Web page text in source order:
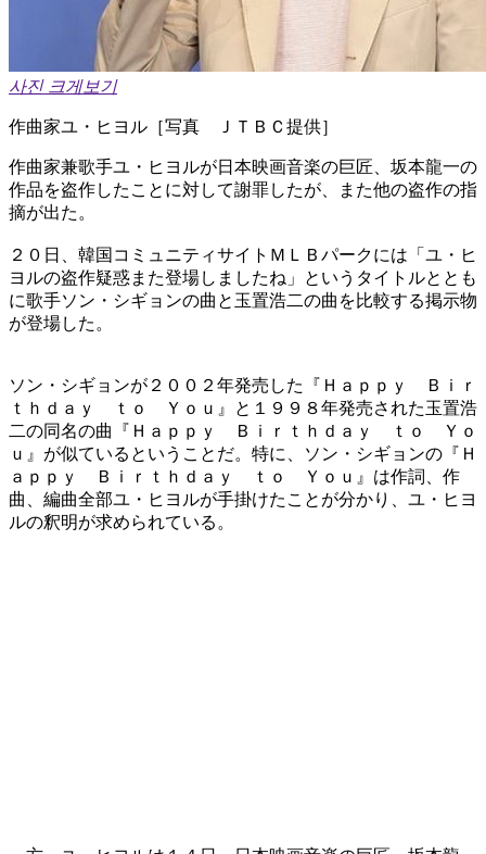
사진 크게보기
作曲家ユ・ヒヨル［写真 ＪＴＢＣ提供］
作曲家兼歌手ユ・ヒヨルが日本映画音楽の巨匠、坂本龍一の
作品を盗作したことに対して謝罪したが、また他の盗作の指
摘が出た。
２０日、韓国コミュニティサイトＭＬＢパークには「ユ・ヒ
ヨルの盗作疑惑また登場しましたね」というタイトルととも
に歌手ソン・シギョンの曲と玉置浩二の曲を比較する掲示物
が登場した。
ソン・シギョンが２００２年発売した『Ｈａｐｐｙ Ｂｉｒ
ｔｈｄａｙ ｔｏ Ｙｏｕ』と１９９８年発売された玉置浩
二の同名の曲『Ｈａｐｐｙ Ｂｉｒｔｈｄａｙ ｔｏ Ｙｏ
ｕ』が似ているということだ。特に、ソン・シギョンの『Ｈ
ａｐｐｙ Ｂｉｒｔｈｄａｙ ｔｏ Ｙｏｕ』は作詞、作
曲、編曲全部ユ・ヒヨルが手掛けたことが分かり、ユ・ヒヨ
ルの釈明が求められている。